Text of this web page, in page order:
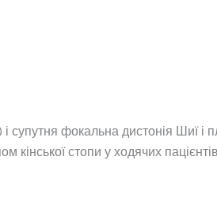
фокальна дистонія Шиї і
стопи у ходячих